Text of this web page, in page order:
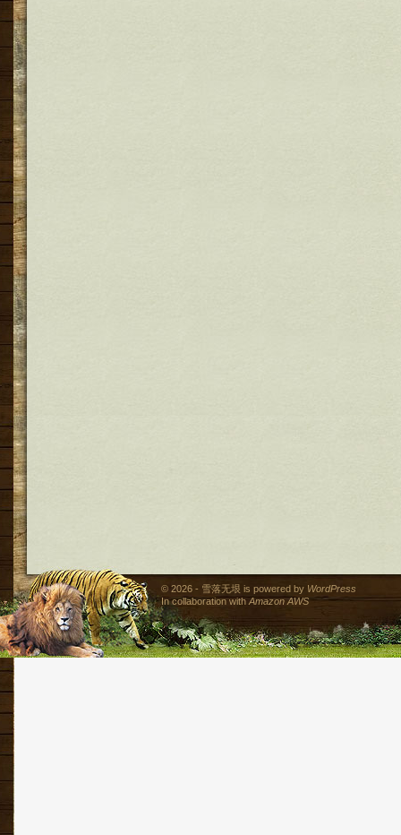
© 2026 - 雪落无垠 is powered by WordPress
In collaboration withAmazon AWS